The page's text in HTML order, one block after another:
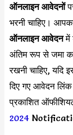
ऑनलाइन आवेदनों
भरनी चाहिए।
ऑनलाइन आवेदनमें
अंतिम रूप से जमा
रखनी चाहिए, यदि
दिए गए आवेदन
प्रकाशित
2024